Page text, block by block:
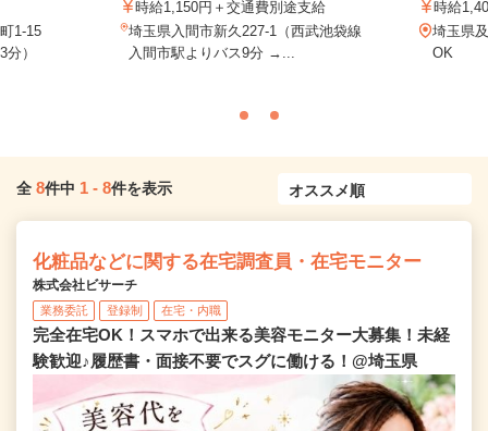
1-15
）
時給1,150円＋交通費別途支給
埼玉県入間市新久227-1（西武池袋線
入間市駅よりバス9分 →...
時給
埼玉県
OK
全 8件中 1 - 8件を表示
化粧品などに関する在宅調査員・在宅モニター
株式会社ビサーチ
業務委託 登録制 在宅・内職
完全在宅OK！スマホで出来る美容モニター大募集！未経
験歓迎♪履歴書・面接不要でスグに働ける！@埼玉県